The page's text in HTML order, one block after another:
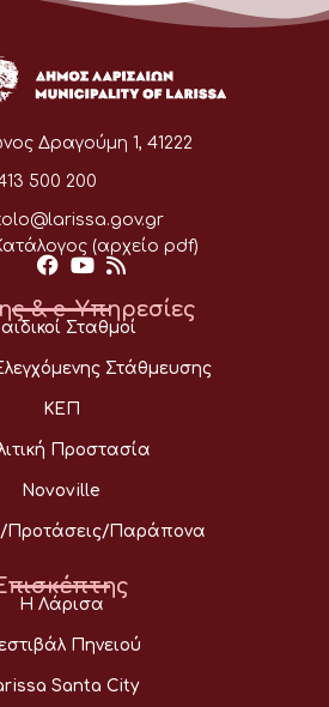
Δραγούμη 1, 41222
500 200
(αρχείο pdf)
& e-Υπηρεσίες
Σταθμοί
Στάθμευσης
ΚΕΠ
Προστασία
Novoville
Προτάσεις/Παράπονα
Η Λάρισα
Πηνειού
Santa City